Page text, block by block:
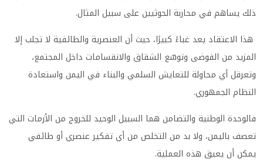
ذلك يساهم في محاربة الحوثيين على سبيل المثال.
هذا الاعتقاد يعد غباءً كبيرًا، حيث أن العنصرية والطائفية لا تجلب إلا
المزيد من الفوضى وتوسّع الشقاق والانقسامات داخل المجتمع،
وتعرقل أي محاولة للتعايش السلمي والبناء في اليمن واستعادة
النظام الجمهوري.
فالوحدة الوطنية والتضامن هما السبيل الوحيد للخروج من الأزمات التي
تعصف باليمن، ولا بد من التخلص من أي تفكير عنصري أو طائفي
يمكن أن يعيق هذه العملية.